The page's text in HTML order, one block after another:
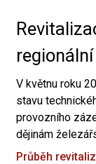
V květnu roku
stavu
provozního
dějinám
Průběh